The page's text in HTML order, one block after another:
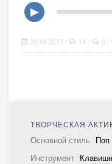
▶
20.04.2013 14 0
ТВОРЧЕСКАЯ
Основной стиль Поп
Инструмент